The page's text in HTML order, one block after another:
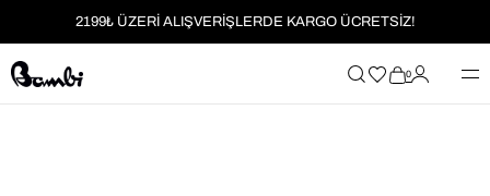
2199₺ ÜZERİ ALIŞVERİŞLERDE KARGO ÜCRETSİZ!
MOBİL UYGULAMAYA ÖZEL İLK ALIŞVERİŞİNİZE %5 İNDİRİM
0